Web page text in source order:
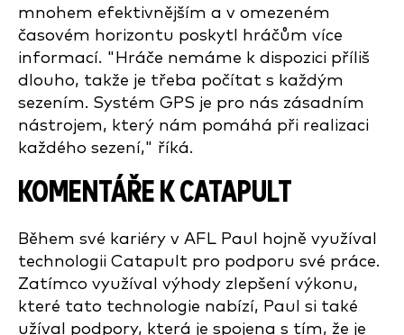
mnohem efektivnějším a v omezeném
časovém horizontu poskytl hráčům více
informací. "Hráče nemáme k dispozici příliš
dlouho, takže je třeba počítat s každým
sezením. Systém GPS je pro nás zásadním
nástrojem, který nám pomáhá při realizaci
každého sezení," říká.
KOMENTÁŘE K CATAPULT
Během své kariéry v AFL Paul hojně využíval
technologii Catapult pro podporu své práce.
Zatímco využíval výhody zlepšení výkonu,
které tato technologie nabízí, Paul si také
užíval podpory, která je spojena s tím, že je